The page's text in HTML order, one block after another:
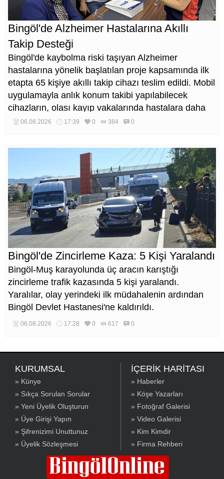
Bingöl'de Alzheimer Hastalarına Akıllı
Takip Desteği
Bingöl'de kaybolma riski taşıyan Alzheimer
hastalarına yönelik başlatılan proje kapsamında ilk
etapta 65 kişiye akıllı takip cihazı teslim edildi. Mobil
uygulamayla anlık konum takibi yapılabilecek
cihazların, olası kayıp vakalarında hastalara daha
kısa sürede ulaşılmasını sağlaması hedefleniyor.
06.08.2026 17:39 0 384 0
Bingöl'de Zincirleme Kaza: 5 Kişi Yaralandı
Bingöl-Muş karayolunda üç aracın karıştığı
zincirleme trafik kazasında 5 kişi yaralandı.
Yaralılar, olay yerindeki ilk müdahalenin ardından
Bingöl Devlet Hastanesi'ne kaldırıldı.
06.08.2026 17:28 0 617 0
KURUMSAL
» Künye
» Sıkça Sorulan Sorular
» Yeni Üyelik Oluşturun
» Üye Girişi Yapın
» Şifrenizimi Unuttunuz
» Üyelik Sözleşmesi
İÇERİK HARİTASI
» Haberler
» Köşe Yazarları
» Fotoğraf Galerisi
» Video Galerisi
» Kim Kimdir
» Firma Rehberi